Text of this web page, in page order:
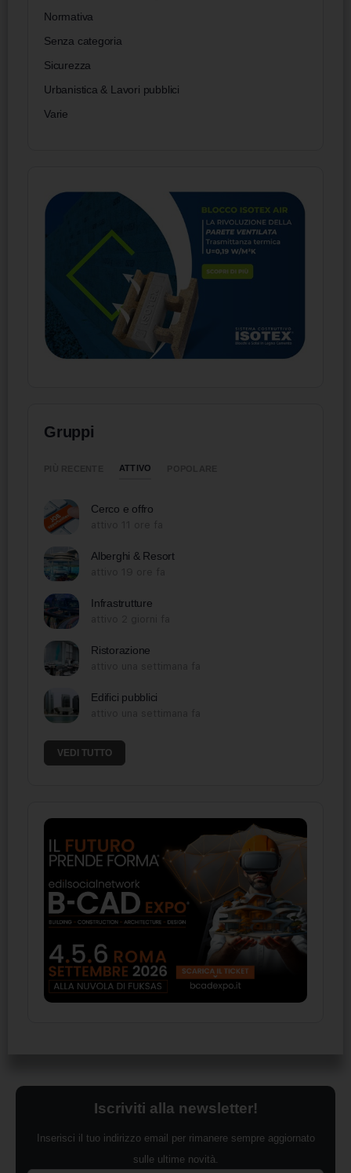
Normativa
Senza categoria
Sicurezza
Urbanistica & Lavori pubblici
Varie
Gruppi
ATTIVO
Cerco e offro
Alberghi & Resort
Infrastrutture
Ristorazione
Edifici pubblici
VEDI TUTTO
Iscriviti alla newsletter!
Inserisci il tuo indirizzo email per rimanere sempre aggiornato
sulle ultime novità.